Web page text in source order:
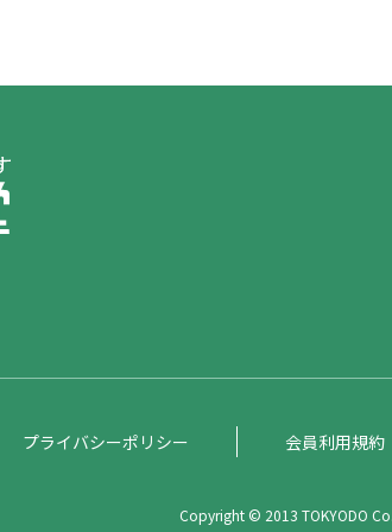
プライバシーポリシー 会員利用規約
Copyright © 2013 TOKYODO